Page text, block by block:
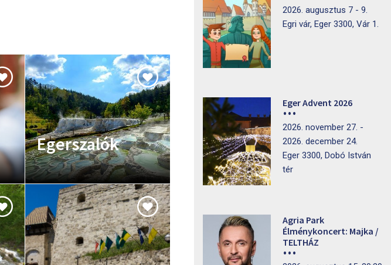
Egerszalók
2026. augusztus 7 - 9.
Egri vár, Eger 3300, Vár 1.
Eger Advent 2026
2026. november 27. -
2026. december 24.
Eger 3300, Dobó István
tér
Agria Park
Élménykoncert: Majka /
TELTHÁZ